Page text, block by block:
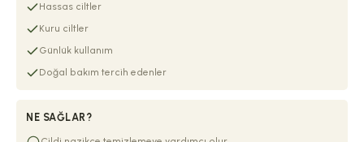
Hassas ciltler
Kuru ciltler
Günlük kullanım
Doğal bakım tercih edenler
NE SAĞLAR?